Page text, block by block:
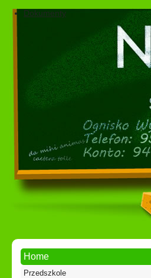
Dokumenty
Home
Przedszkole